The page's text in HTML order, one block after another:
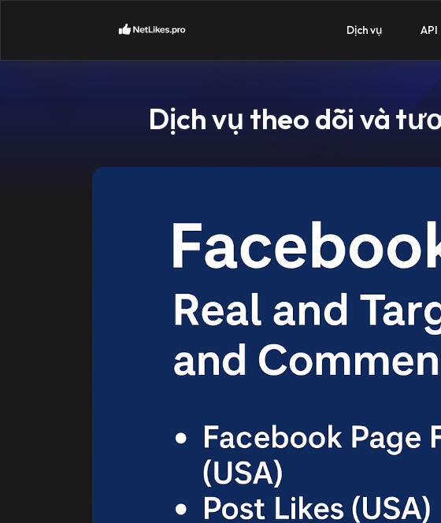
Dịch vụ API
Dịch vụ theo dõi và